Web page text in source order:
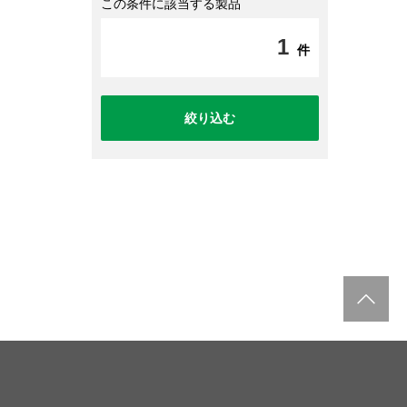
この条件に該当する製品
1 件
絞り込む